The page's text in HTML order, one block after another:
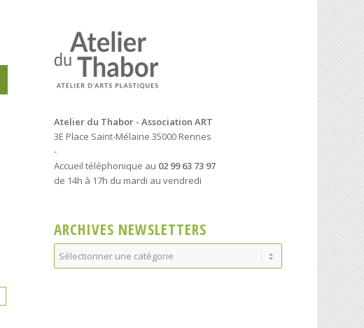
Atelier du Thabor - Association ART
3E Place Saint-Mélaine 35000 Rennes
-
Accueil téléphonique au 02 99 63 73 97
de 14h à 17h du mardi au vendredi
ARCHIVES NEWSLETTERS
Archives
Newsletters